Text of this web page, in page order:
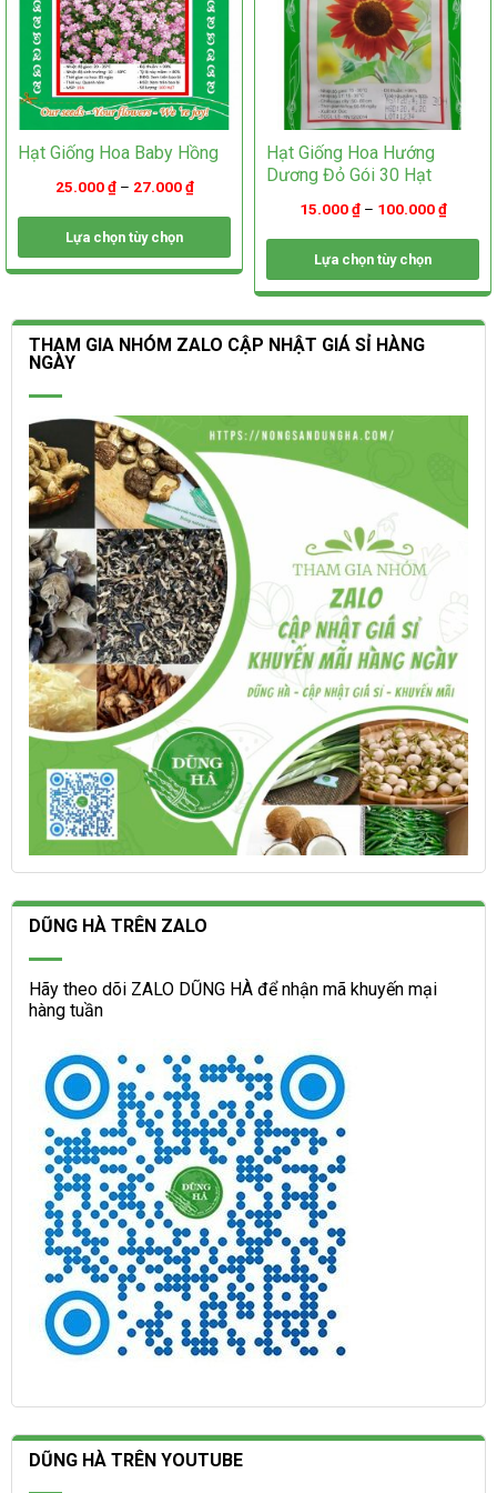
trang
sản
phẩm
sản
phẩm
Hạt Giống Hoa Baby Hồng
25.000₫– 27.000₫
Lựa chọn tùy chọn
Sản
có
nhiều
biến
thể.
Các
tùy
chọn
có
thể
được
chọn
trên
trang
sản
phẩm
Hạt Giống Hoa Hướng
Dương Đỏ Gói 30 Hạt
15.000₫– 100.000₫
Lựa chọn tùy chọn
Sản
này
có
thể.
Các
tùy
được
chọn
trang
sản
phẩm
THAM GIA NHÓM ZALO CẬP NHẬT GIÁ SỈ HÀNG
NGÀY
DŨNG HÀ TRÊN ZALO
Hãy theo dõi ZALO DŨNG HÀ để nhận mã khuyến mại
hàng tuần
DŨNG HÀ TRÊN YOUTUBE